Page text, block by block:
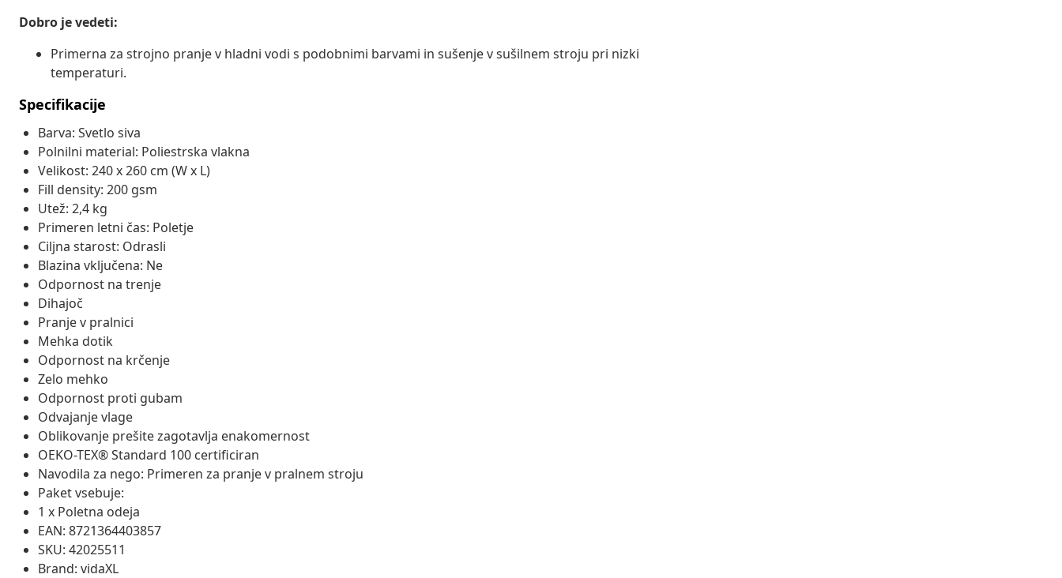
Dobro je vedeti:
Primerna za strojno pranje v hladni vodi s podobnimi barvami in sušenje v sušilnem stroju pri nizki
temperaturi.
Specifikacije
Barva: Svetlo siva
Polnilni material: Poliestrska vlakna
Velikost: 240 x 260 cm (W x L)
Fill density: 200 gsm
Utež: 2,4 kg
Primeren letni čas: Poletje
Ciljna starost: Odrasli
Blazina vključena: Ne
Odpornost na trenje
Dihajoč
Pranje v pralnici
Mehka dotik
Odpornost na krčenje
Zelo mehko
Odpornost proti gubam
Odvajanje vlage
Oblikovanje prešite zagotavlja enakomernost
OEKO-TEX® Standard 100 certificiran
Navodila za nego: Primeren za pranje v pralnem stroju
Paket vsebuje:
1 x Poletna odeja
EAN: 8721364403857
SKU: 42025511
Brand: vidaXL